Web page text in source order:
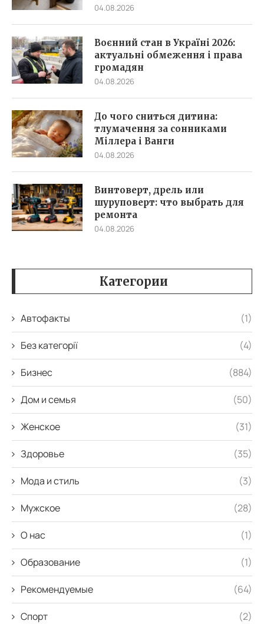
04.08.2026
Воєнний стан в Україні 2026:
актуальні обмеження і права
громадян
04.08.2026
До чого сниться дитина:
тлумачення за сонниками
Міллера і Ванги
04.08.2026
Винтоверт, дрель или
шуруповерт: что выбрать для
ремонта
04.08.2026
Категории
Автофакты (1)
Без категорії (4)
Бизнес (884)
Дом и семья (50)
Женское (31)
Здоровье (35)
Мода и стиль (3)
Мужское (28)
О нас (1)
Образование (1)
Рекомендуемые (64)
Спорт (2)